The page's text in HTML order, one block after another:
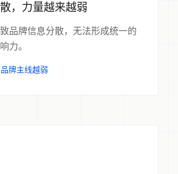
，力量越来越弱
品牌信息分散，无法形成统一的
力。
牌主线越弱